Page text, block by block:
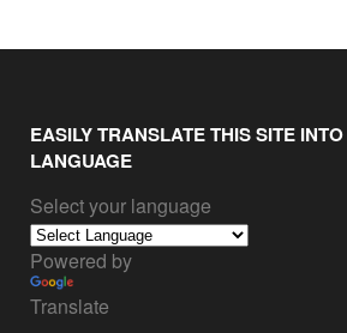
EASILY TRANSLATE THIS SITE
LANGUAGE
Select your language
Powered by
Translate